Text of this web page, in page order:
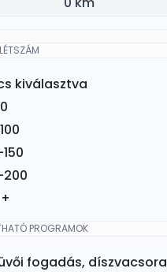
kiválasztva
200
PROGRAMOK
fogadás, díszvacsora